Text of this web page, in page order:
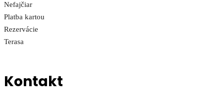
Nefajčiar
Platba kartou
Rezervácie
Terasa
Kontakt